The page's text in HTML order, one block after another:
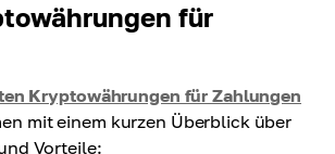
für
Kryptowährungen für Zahlungen
mit einem kurzen Überblick über
Vorteile: